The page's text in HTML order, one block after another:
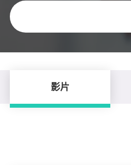
關鍵字
影片